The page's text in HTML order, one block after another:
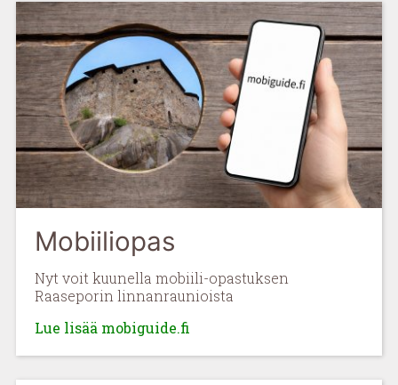
Mobiiliopas
Nyt voit kuunella mobiili-opastuksen
Raaseporin linnanraunioista
Lue lisää mobiguide.fi